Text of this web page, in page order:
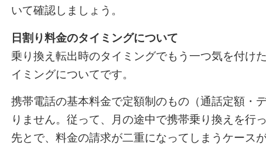
いて確認しましょう。
日割り料金のタイミングについて
乗り換え転出時のタイミングでもう一つ気を付け
イミングについてです。
携帯電話の基本料金で定額制のもの（通話定額・
りません。従って、月の途中で携帯乗り換えを行
先とで、料金の請求が二重になってしまうケースが